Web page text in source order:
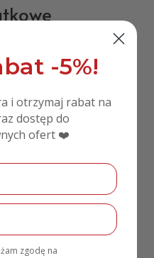
-5%!
i otrzymaj rabat na
dostęp do
ofert ❤️
zgodę na